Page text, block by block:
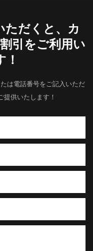
ただくと、カ
引をご利用い
は電話番号をご記入いただ
供いたします！